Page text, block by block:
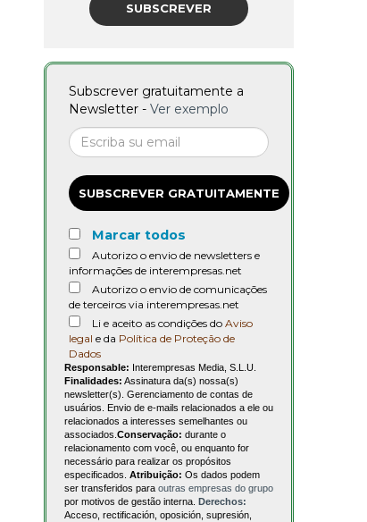
SUBSCREVER
Subscrever gratuitamente a
Newsletter - Ver exemplo
SUBSCREVER GRATUITAMENTE
Marcar todos
Autorizo o envio de newsletters e
informações de interempresas.net
Autorizo o envio de comunicações
de terceiros via interempresas.net
Li e aceito as condições do Aviso
legal e da Política de Proteção de
Dados
Responsable: Interempresas Media, S.L.U.
Finalidades: Assinatura da(s) nossa(s)
newsletter(s). Gerenciamento de contas de
usuários. Envio de e-mails relacionados a ele ou
relacionados a interesses semelhantes ou
associados. Conservação: durante o
relacionamento com você, ou enquanto for
necessário para realizar os propósitos
especificados. Atribuição: Os dados podem
ser transferidos para outras empresas do grupo
por motivos de gestão interna. Derechos:
Acceso, rectificación, oposición, supresión,